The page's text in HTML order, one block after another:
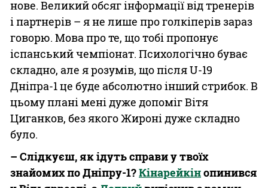
нове. Великий обсяг інформації від тренерів
і партнерів – я не лише про голкіперів зараз
говорю. Мова про те, що тобі пропонує
іспанський чемпіонат. Психологічно буває
складно, але я розумів, що після U-19
Дніпра-1 це буде абсолютно інший стрибок. В
цьому плані мені дуже допоміг Вітя
Циганков, без якого Жироні дуже складно
було.
– Слідкуєш, як ідуть справи у твоїх
знайомих по Дніпру-1?Кінарейкінопинився